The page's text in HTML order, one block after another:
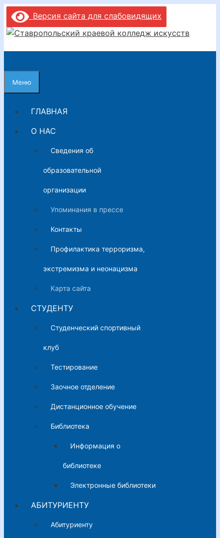
Перейти
содержимому
Версия сайта для слабовидящих
Меню
ГЛАВНАЯ
О НАС
Сведения об
образовательной
организации
Упоминания в прессе
Контакты
Профилактика терроризма,
экстремизма и неонацизма
Карта сайта
СТУДЕНТУ
Студенческий спортивный
клуб
Тестирование
Заочное отделение
Дистанционное обучение
Библиотека
Информация о
библиотеке
Электронные библиотеки
АБИТУРИЕНТУ
Абитуриенту